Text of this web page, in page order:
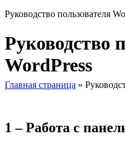
Руководство пользователя
Руководство
WordPress
Главная страница »
1 – Работа с